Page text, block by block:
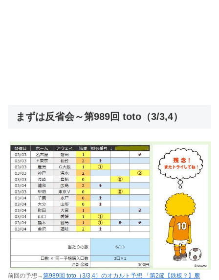
まずは反省会～第989回 toto（3/3,4）
前回の予想→第989回 toto（3/3,4）のオカルト予想 「第2節【鉄板？】鹿